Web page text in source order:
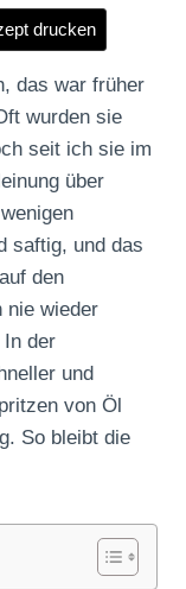
drucken
das war früher
wurden sie
seit ich sie im
über
saftig, und das
den
nie wieder
In der
und
von Öl
So bleibt die